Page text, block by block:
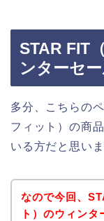
STAR FIT
ンターセ
多分、こちらの
フィット）の商
いる方だと思いま
なので今回、
ト）のウィン